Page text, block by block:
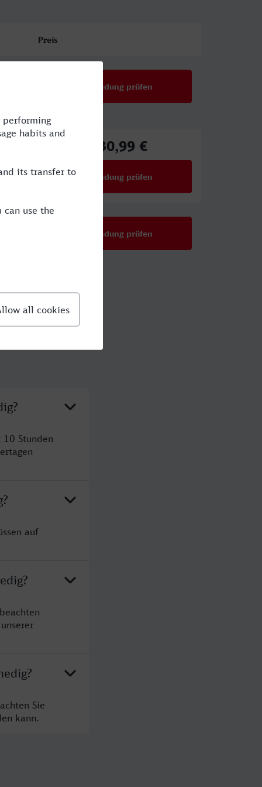
Preis
Verbindung prüfen
130,99 €
Verbindung prüfen
Verbindung prüfen
Stunden
auf
Sie
kann.